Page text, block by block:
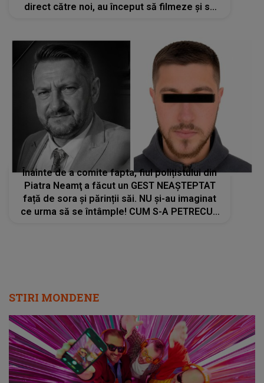
direct către noi, au început să filmeze și să
Înainte de a comite fapta, fiul polițistului din
Piatra Neamţ a făcut un GEST NEAȘTEPTAT
față de sora și părinții săi. NU și-au imaginat
ce urma să se întâmple! CUM S-A PETRECUT
STIRI MONDENE